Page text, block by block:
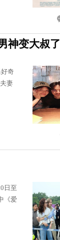
神变大叔了
奇
妻
日至
《爱